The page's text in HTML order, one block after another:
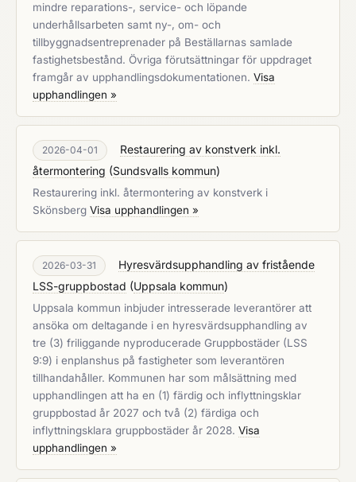
mindre reparations-, service- och löpande
underhållsarbeten samt ny-, om- och
tillbyggnadsentreprenader på Beställarnas samlade
fastighetsbestånd. Övriga förutsättningar för uppdraget
framgår av upphandlingsdokumentationen. Visa
upphandlingen »
2026-04-01
Restaurering av konstverk inkl.
återmontering (Sundsvalls kommun)
Restaurering inkl. återmontering av konstverk i
Skönsberg Visa upphandlingen »
2026-03-31
Hyresvärdsupphandling av fristående
LSS-gruppbostad (Uppsala kommun)
Uppsala kommun inbjuder intresserade leverantörer att
ansöka om deltagande i en hyresvärdsupphandling av
tre (3) friliggande nyproducerade Gruppbostäder (LSS
9:9) i enplanshus på fastigheter som leverantören
tillhandahåller. Kommunen har som målsättning med
upphandlingen att ha en (1) färdig och inflyttningsklar
gruppbostad år 2027 och två (2) färdiga och
inflyttningsklara gruppbostäder år 2028. Visa
upphandlingen »